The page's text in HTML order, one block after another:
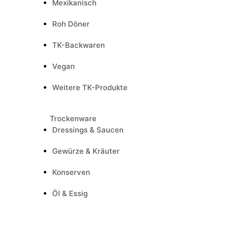
Mexikanisch
Roh Döner
TK-Backwaren
Vegan
Weitere TK-Produkte
Trockenware
Dressings & Saucen
Gewürze & Kräuter
Konserven
Öl & Essig